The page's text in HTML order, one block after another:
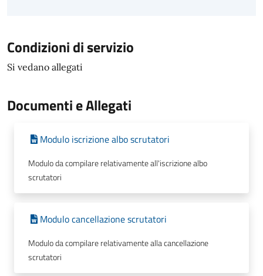
Condizioni di servizio
Si vedano allegati
Documenti e Allegati
Modulo iscrizione albo scrutatori
Modulo da compilare relativamente all'iscrizione albo
scrutatori
Modulo cancellazione scrutatori
Modulo da compilare relativamente alla cancellazione
scrutatori